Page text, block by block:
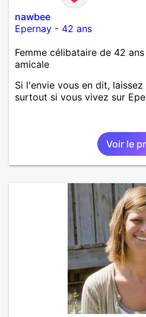
nawbee
Epernay - 42 ans
Femme célibataire de 42
amicale
Si l'envie vous en dit,
surtout si vous vivez sur
Voir le